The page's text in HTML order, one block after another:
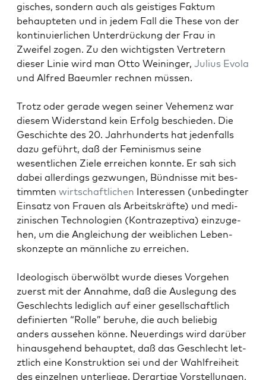
gis­ches, son­dern auch als geistiges Fak­tum
behaupteten und in jedem Fall die These von der
kon­tinuier­lichen Unter­drück­ung der Frau in
Zweifel zogen. Zu den wichtig­sten Vertretern
dieser Lin­ie wird man Otto Weininger, Julius Evola
und Alfred Baeum­ler rech­nen müssen.
Trotz oder ger­ade wegen sein­er Vehe­menz war
diesem Wider­stand kein Erfolg beschieden. Die
Geschichte des 20. Jahrhun­derts hat jeden­falls
dazu geführt, daß der Fem­i­nis­mus seine
wesentlichen Ziele erre­ichen kon­nte. Er sah sich
dabei allerd­ings gezwun­gen, Bünd­nisse mit bes­
timmten wirtschaftlichen Inter­essen (unbe­d­ingter
Ein­satz von Frauen als Arbeit­skräfte) und medi­
zinis­chen Tech­nolo­gien (Kon­trazep­ti­va) einzuge­
hen, um die Angle­ichung der weib­lichen Leben­
skonzepte an männliche zu erre­ichen.
Ide­ol­o­gisch über­wölbt wurde dieses Vorge­hen
zuerst mit der Annahme, daß die Ausle­gung des
Geschlechts lediglich auf ein­er gesellschaftlich
definierten “Rolle” beruhe, die auch beliebig
anders ausse­hen könne. Neuerd­ings wird darüber
hin­aus­ge­hend behauptet, daß das Geschlecht let­
ztlich eine Kon­struk­tion sei und der Wahl­frei­heit
des einzel­nen unter­liege. Der­ar­tige Vorstel­lun­gen,